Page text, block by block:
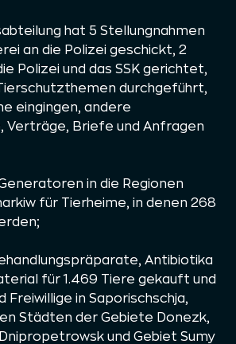
hat 5 Stellungnahmen
an die Polizei geschickt, 2
Polizei und das SSK gerichtet,
durchgeführt,
eingingen, andere
Verträge, Briefe und Anfragen
in die Regionen
für Tierheime, in denen 268
Antibiotika
für 1.469 Tiere gekauft und
Freiwillige in Saporischschja,
Städten der Gebiete Donezk,
und Gebiet Sumy